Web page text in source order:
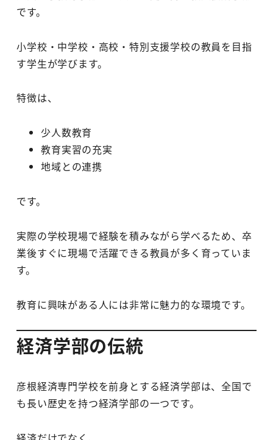
です。
小学校・中学校・高校・特別支援学校の教員を目指
す学生が学びます。
特徴は、
少人数教育
教育実習の充実
地域との連携
です。
実際の学校現場で経験を積みながら学べるため、卒
業後すぐに現場で活躍できる教員が多く育っていま
す。
教育に興味がある人には非常に魅力的な環境です。
経済学部の伝統
彦根経済専門学校を前身とする経済学部は、全国で
も長い歴史を持つ経済学部の一つです。